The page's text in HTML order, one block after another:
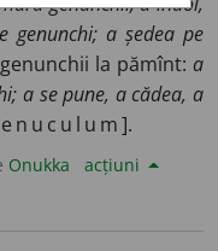
genunchi; a ședea pe
la pămînt: a
a se pune, a cădea, a
].
Onukka acțiuni